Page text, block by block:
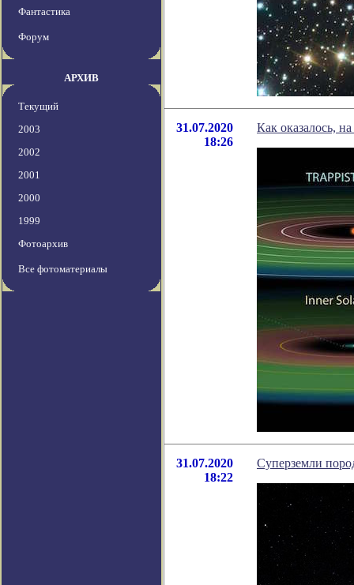
Фантастика
Форум
АРХИВ
Текущий
2003
2002
2001
2000
1999
Фотоархив
Все фотоматериалы
31.07.2020
18:26
Как оказалось,
31.07.2020
18:22
Суперземли